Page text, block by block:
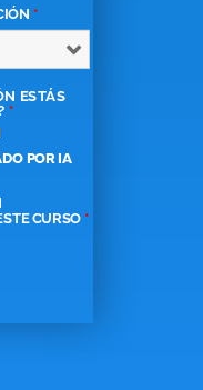
*
ESTÁS
*
POR IA
CURSO *